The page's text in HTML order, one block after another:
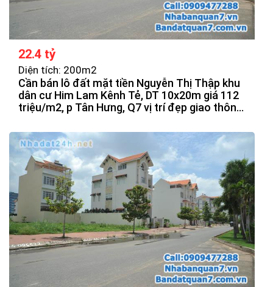
22.4 tỷ
Diện tích: 200m2
Cần bán lô đất mặt tiền Nguyễn Thị Thập khu
dân cư Him Lam Kênh Tẻ, DT 10x20m giá 112
triệu/m2, p Tân Hưng, Q7 vị trí đẹp giao thông